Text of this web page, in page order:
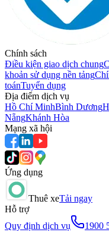
Chính sách
Điều kiện giao dịch chung
khoản sử dụng nền tảng
toánTuyển dụng
Địa điểm dịch vụ
Hồ Chí MinhBình Dương
NẵngKhánh Hòa
Mạng xã hội
Ứng dụng
Thuê xeTải ngay
Hỗ trợ
Quy định dịch vụ
1900